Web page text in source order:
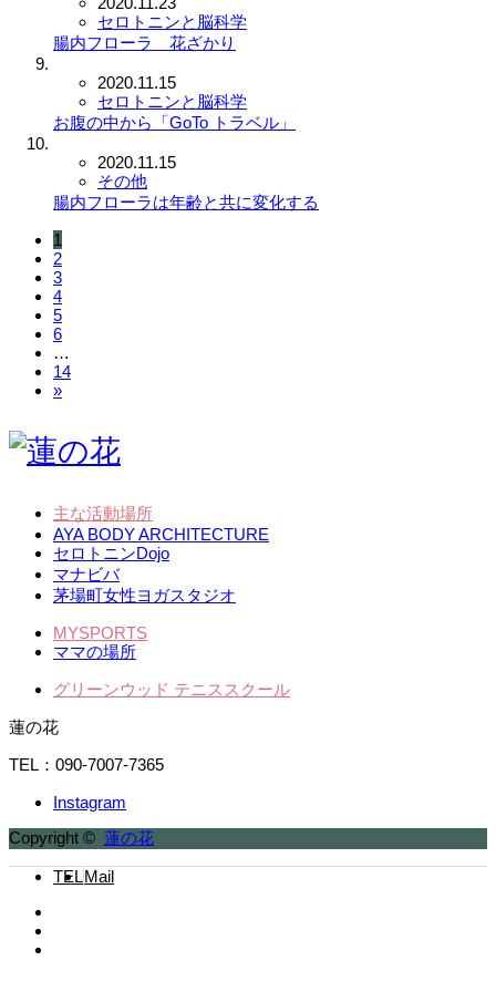
セロトニンと脳科学
腸内フローラ 花ざかり
2020.11.15
セロトニンと脳科学
お腹の中から「GoTo トラベル」
2020.11.15
その他
腸内フローラは年齢と共に変化する
1
2
3
4
5
6
…
14
»
主な活動場所
AYA BODY ARCHITECTURE
セロトニンDojo
マナビバ
茅場町女性ヨガスタジオ
MYSPORTS
ママの場所
グリーンウッド テニススクール
蓮の花
TEL：090-7007-7365
Instagram
Copyright © 蓮の花
TELMail